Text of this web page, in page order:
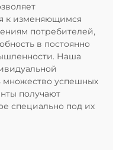
к изменяющимся
потребителей,
в постоянно
Наша
множество успешных
получают
специально под их